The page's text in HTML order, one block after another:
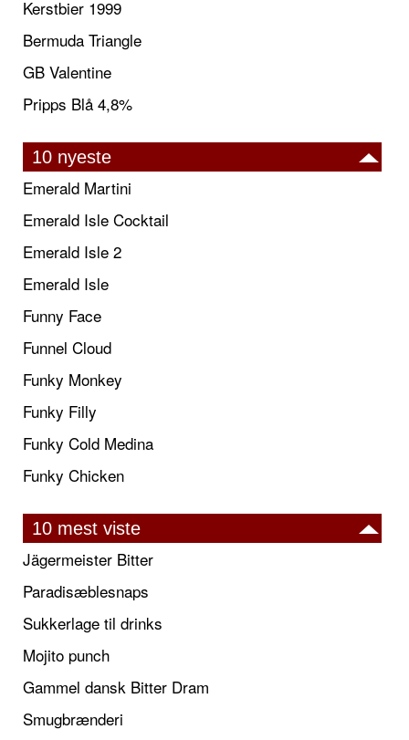
Kerstbier 1999
Bermuda Triangle
GB Valentine
Pripps Blå 4,8%
10 nyeste
Emerald Martini
Emerald Isle Cocktail
Emerald Isle 2
Emerald Isle
Funny Face
Funnel Cloud
Funky Monkey
Funky Filly
Funky Cold Medina
Funky Chicken
10 mest viste
Jägermeister Bitter
Paradisæblesnaps
Sukkerlage til drinks
Mojito punch
Gammel dansk Bitter Dram
Smugbrænderi